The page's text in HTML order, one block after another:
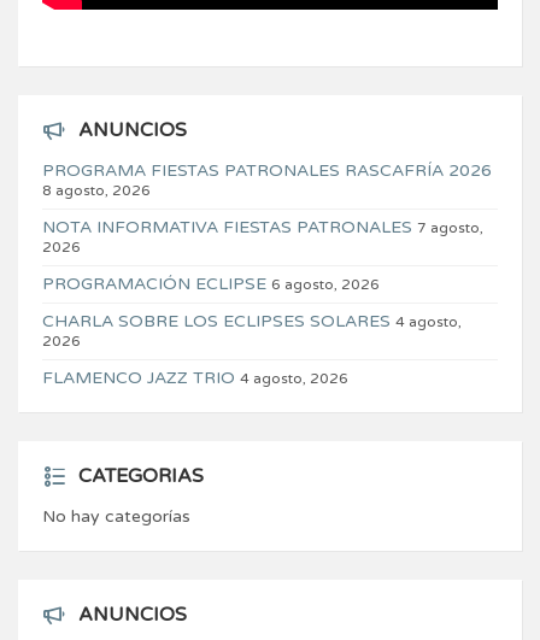
ANUNCIOS
PROGRAMA FIESTAS PATRONALES RASCAFRÍA 2026
8 agosto, 2026
NOTA INFORMATIVA FIESTAS PATRONALES 7 agosto,
2026
PROGRAMACIÓN ECLIPSE 6 agosto, 2026
CHARLA SOBRE LOS ECLIPSES SOLARES 4 agosto,
2026
FLAMENCO JAZZ TRIO 4 agosto, 2026
CATEGORIAS
No hay categorías
ANUNCIOS